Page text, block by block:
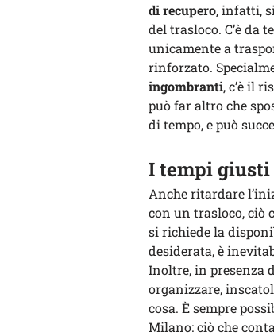
di recupero, infatti,
del trasloco. C’è da
unicamente a
rinforzato.
ingombranti, c’è il
può far altro che
di tempo, e può
I tempi giusti
Anche ritardare
con un trasloco, ciò
si richiede la
desiderata, è
Inoltre, in presenza
organizzare,
cosa. È sempre
Milano: ciò che